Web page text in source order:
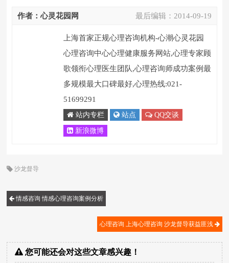
最后编辑： 2014-09-19
作者：心灵花园网
上海首家正规心理咨询机构-心潮心灵花园
心理咨询中心心理健康服务网站,心理专家顾
歌领衔心理医生团队,心理咨询师成功案例最
多规模最大口碑最好,心理热线:021-
51699291
站内专栏 站点 QQ交谈
新浪微博
沙龙督导
情感咨询 情感心理咨询案例分析
心理咨询 上海心理咨询 沙龙督导获益匪浅
您可能还会对这些文章感兴趣！